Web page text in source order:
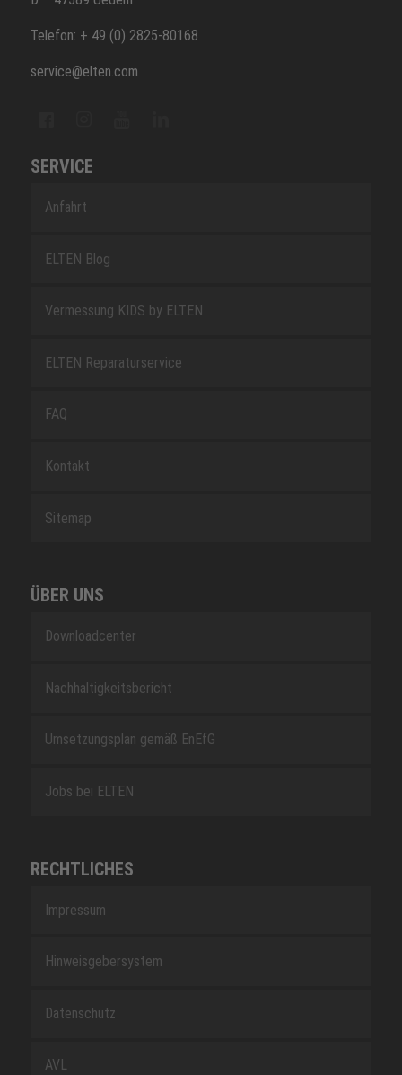
Telefon: + 49 (0) 2825-80168
service@elten.com
SERVICE
Anfahrt
ELTEN Blog
Vermessung KIDS by ELTEN
ELTEN Reparaturservice
FAQ
Kontakt
Sitemap
ÜBER UNS
Downloadcenter
Nachhaltigkeitsbericht
Umsetzungsplan gemäß EnEfG
Jobs bei ELTEN
RECHTLICHES
Impressum
Hinweisgebersystem
Datenschutz
AVL